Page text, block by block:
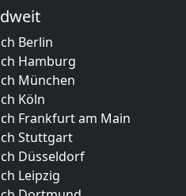
Berlin
Hamburg
München
Köln
Frankfurt am Main
Stuttgart
Düsseldorf
Leipzig